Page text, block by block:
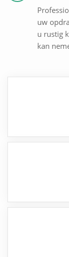
uw
u rustig
kan